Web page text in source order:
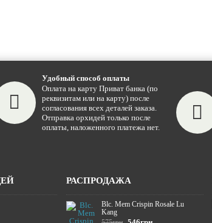
Удобный способ оплаты
Оплата на карту Приват банка (по
реквизитам или на карту) после
согласования всех деталей заказа.
Отправка орхидей только после
оплаты, наложенного платежа нет.
РАСПРОДАЖА
Blc. Mem Crispin Rosale Lu
Kang